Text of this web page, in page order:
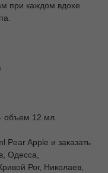
при каждом вдохе
объем 12 мл.
Pear Apple и заказать
Одесса,
Рог, Николаев,